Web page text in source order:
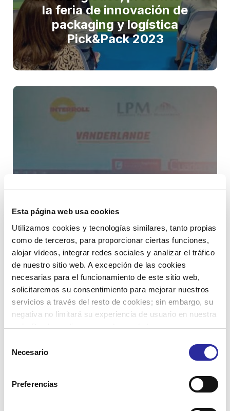
Esta página web usa cookies
Utilizamos cookies y tecnologías similares, tanto propias
como de terceros, para proporcionar ciertas funciones,
alojar vídeos, integrar redes sociales y analizar el tráfico
de nuestro sitio web. A excepción de las cookies
necesarias para el funcionamiento de este sitio web,
solicitaremos su consentimiento para mejorar nuestros
servicios a través del resto de cookies; sin embargo, su
negativa no limitará su experiencia de usuario en nuestra
web. Puede configurar o rechazar de forma
más información, puede consultar nuestra
Política de
Necesario
Preferencias
la feria de innovación de
packaging y logística
Pick&Pack 2023
VI Jornada Automatización
del Almacén